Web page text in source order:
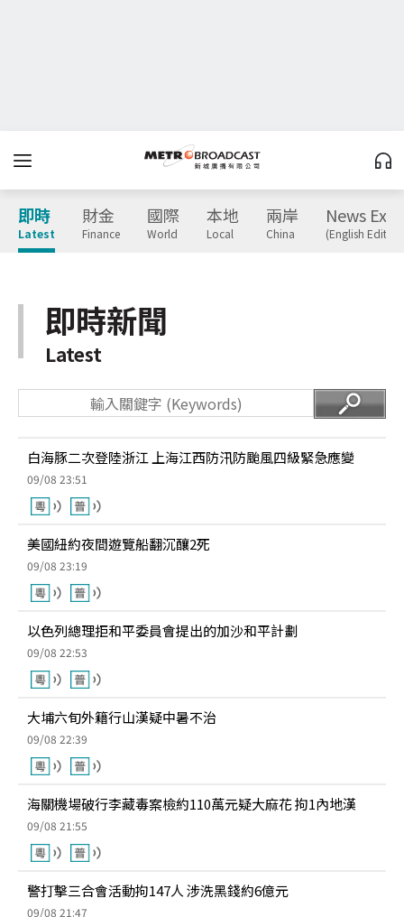
即時
Latest
財金
Finance
國際
World
本地
Local
兩岸
China
News
(English
即時新聞
Latest
白海豚二次登陸浙江 上海江西防汛防颱風四級緊急應變
09/08 23:51
美國紐約夜間遊覽船翻沉釀2死
09/08 23:19
以色列總理拒和平委員會提出的加沙和平計劃
09/08 22:53
大埔六旬外籍行山漢疑中暑不治
09/08 22:39
海關機場破行李藏毒案檢約110萬元疑大麻花 拘1內地漢
09/08 21:55
警打擊三合會活動拘147人 涉洗黑錢約6億元
09/08 21:47